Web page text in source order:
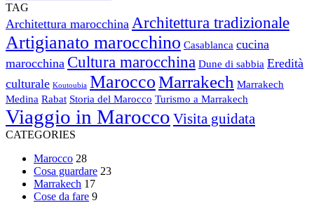
TAG
Architettura marocchina Architettura tradizionale
Artigianato marocchino Casablanca cucina
marocchina Cultura marocchina Dune di sabbia Eredità
culturale Koutoubia MaroccoMarrakech Marrakech
Medina Rabat Storia del Marocco Turismo a Marrakech
Viaggio in Marocco Visita guidata
CATEGORIES
Marocco 28
Cosa guardare 23
Marrakech 17
Cose da fare 9